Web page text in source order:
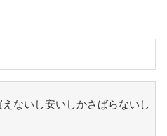
ないし安いしかさばらないし